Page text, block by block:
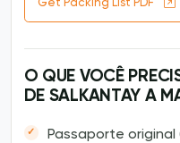
Get Packing List PDF
O QUE VOCÊ
DE SALKANTAY A
Passaporte